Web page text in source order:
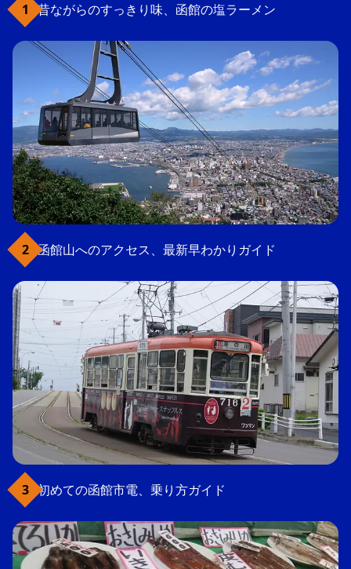
昔ながらのすっきり味、函館の塩ラーメン
函館山へのアクセス、最新早わかりガイド
初めての函館市電、乗り方ガイド